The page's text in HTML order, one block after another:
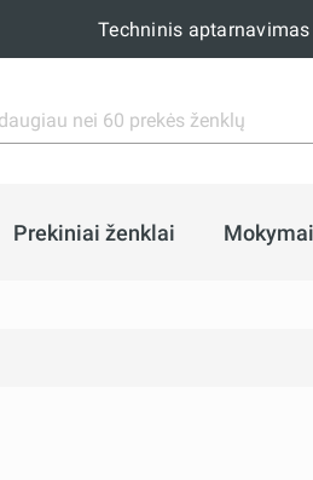
Techninis aptarnavimas
Prekiniai ženklai Mokymai